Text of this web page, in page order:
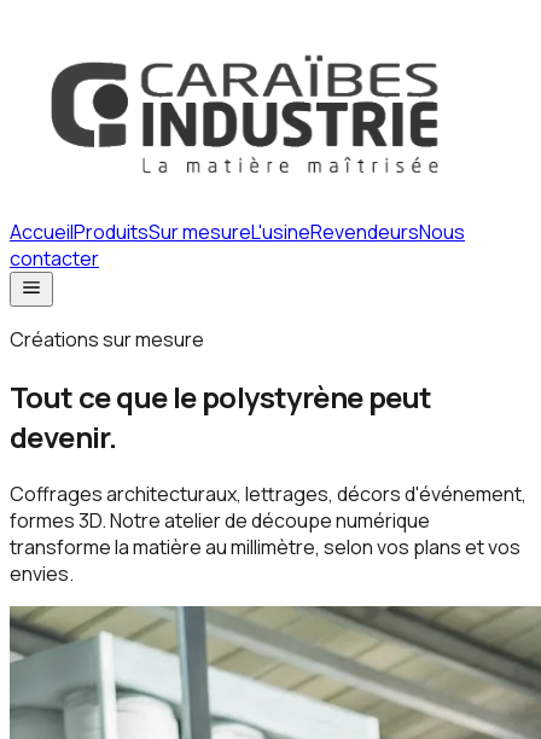
AccueilProduitsSur mesureL'usineRevendeursNous
contacter
Créations sur mesure
Tout ce que le polystyrène peut
devenir.
Coffrages architecturaux, lettrages, décors d'événement,
formes 3D. Notre atelier de découpe numérique
transforme la matière au millimètre, selon vos plans et vos
envies.